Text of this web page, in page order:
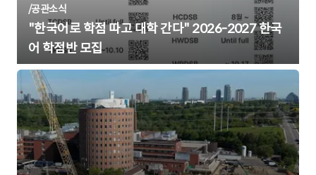
/공관소식
"한국어로 학점 따고 대학 간다" 2026-2027 한국
어 학점반 모집